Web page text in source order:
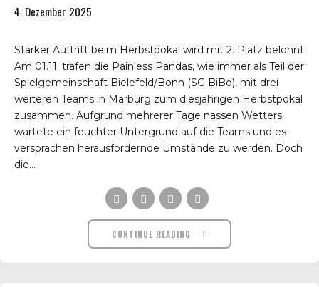
4. Dezember 2025
Starker Auftritt beim Herbstpokal wird mit 2. Platz belohnt
Am 01.11. trafen die Painless Pandas, wie immer als Teil der
Spielgemeinschaft Bielefeld/Bonn (SG BiBo), mit drei
weiteren Teams in Marburg zum diesjährigen Herbstpokal
zusammen. Aufgrund mehrerer Tage nassen Wetters
wartete ein feuchter Untergrund auf die Teams und es
versprachen herausfordernde Umstände zu werden. Doch
die...
CONTINUE READING